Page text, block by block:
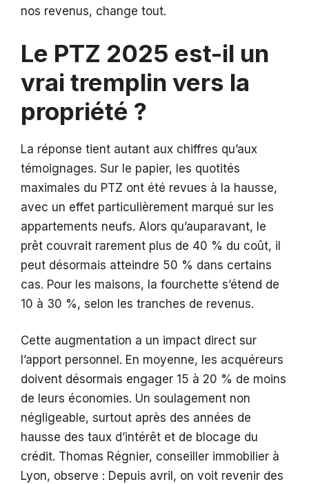
nos revenus, change tout.
Le PTZ 2025 est-il un
vrai tremplin vers la
propriété ?
La réponse tient autant aux chiffres qu’aux
témoignages. Sur le papier, les quotités
maximales du PTZ ont été revues à la hausse,
avec un effet particulièrement marqué sur les
appartements neufs. Alors qu’auparavant, le
prêt couvrait rarement plus de 40 % du coût, il
peut désormais atteindre 50 % dans certains
cas. Pour les maisons, la fourchette s’étend de
10 à 30 %, selon les tranches de revenus.
Cette augmentation a un impact direct sur
l’apport personnel. En moyenne, les acquéreurs
doivent désormais engager 15 à 20 % de moins
de leurs économies. Un soulagement non
négligeable, surtout après des années de
hausse des taux d’intérêt et de blocage du
crédit. Thomas Régnier, conseiller immobilier à
Lyon, observe : Depuis avril, on voit revenir des